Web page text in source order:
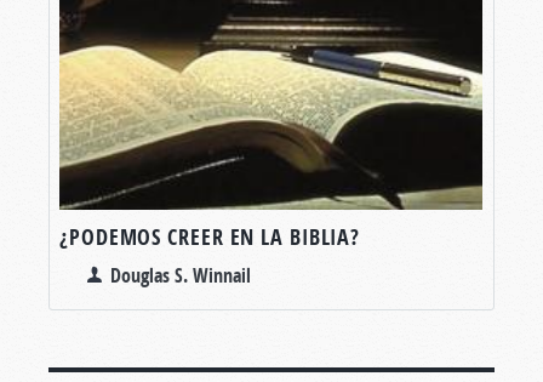
¿PODEMOS CREER EN LA BIBLIA?
Douglas S. Winnail